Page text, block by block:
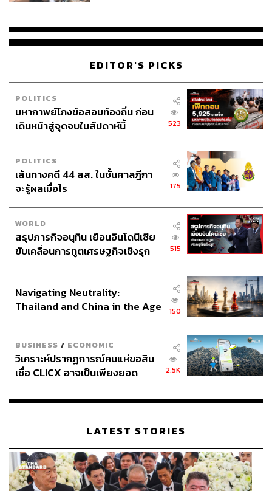
จ่ายหนี้-แอบระบุแบรนด์
EDITOR'S PICKS
POLITICS
มหากาพย์โกงข้อสอบท้องถิ่น ก่อน
เดินหน้าสู่จุดจบในสัปดาห์นี้
523
POLITICS
เส้นทางคดี 44 สส. ในชั้นศาลฎีกา
จะรู้ผลเมื่อไร
175
WORLD
สรุปภารกิจอนุทิน เยือนอินโดนีเซีย
ขับเคลื่อนการทูตเศรษฐกิจเชิงรุก
515
Navigating Neutrality:
Thailand and China in the Age
150
BUSINESS / ECONOMIC
วิเคราะห์ปรากฏการณ์คนแห่ขอสิน
เชื่อ CLICX อาจเป็นเพียงยอด
เรือนไทยที่ถูกซุกไว้
2.5K
LATEST STORIES